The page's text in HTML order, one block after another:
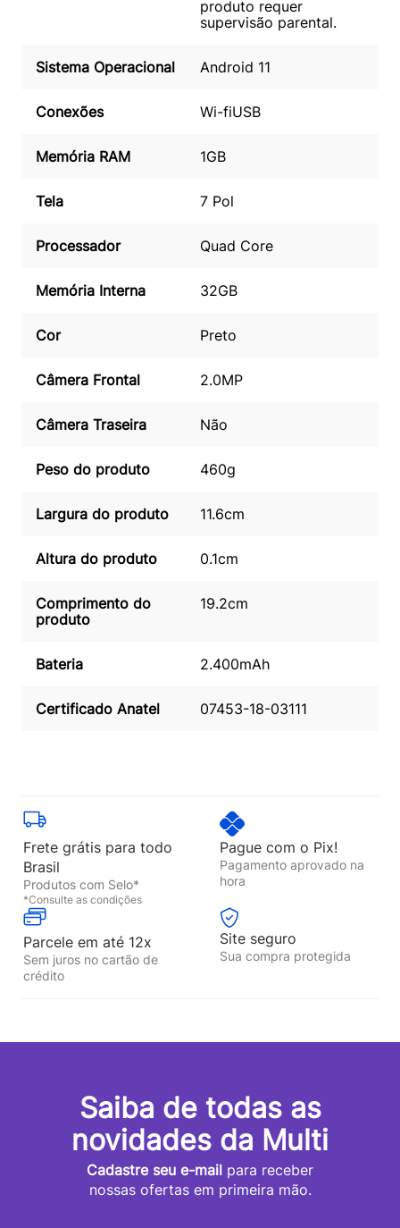
produto requer
supervisão parental.
Sistema Operacional Android 11
Conexões Wi-fiUSB
Memória RAM 1GB
Tela 7 Pol
Processador Quad Core
Memória Interna 32GB
Cor Preto
Câmera Frontal 2.0MP
Câmera Traseira Não
Peso do produto 460g
Largura do produto 11.6cm
Altura do produto 0.1cm
Comprimento do
produto
19.2cm
Bateria 2.400mAh
Certificado Anatel 07453-18-03111
Frete grátis para todo
Brasil
Produtos com Selo*
*Consulte as condições
Pague com o Pix!
Pagamento aprovado na
hora
Parcele em até 12x
Sem juros no cartão de
crédito
Site seguro
Sua compra protegida
Saiba de todas as
novidades da Multi
Cadastre seu e-mail para receber
nossas ofertas em primeira mão.